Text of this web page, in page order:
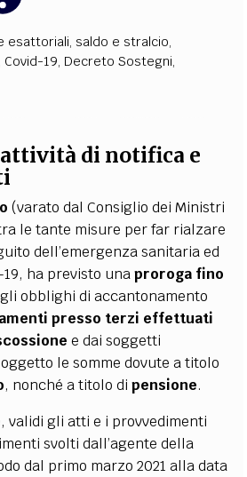
esattoriali,saldo e stralcio,
Covid-19, Decreto Sostegni,
attività di notifica e
(varato dal Consiglio dei Ministri
le tante misure per far rialzare
dell’emergenza sanitaria ed
19, ha previsto unaproroga fino
obblighi di accantonamento
presso terzi effettuati
e dai soggetti
le somme dovute a titolo
, nonché a titolo dipensione.
validi gli atti e i provvedimenti
svolti dall’agente della
dal primo marzo 2021 alla data